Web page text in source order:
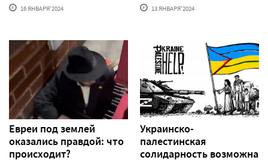
16 ЯНВАРЯ'2024 13 ЯНВАРЯ'2024
Евреи под землей
оказались правдой: что
происходит?
Украинско-
палестинская
солидарность возможна